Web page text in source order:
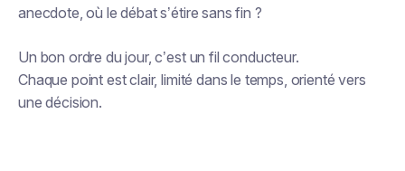
anecdote, où le débat s’étire sans fin ?
Un bon ordre du jour, c’est un fil conducteur.
Chaque point est clair, limité dans le temps, orienté vers
une décision.